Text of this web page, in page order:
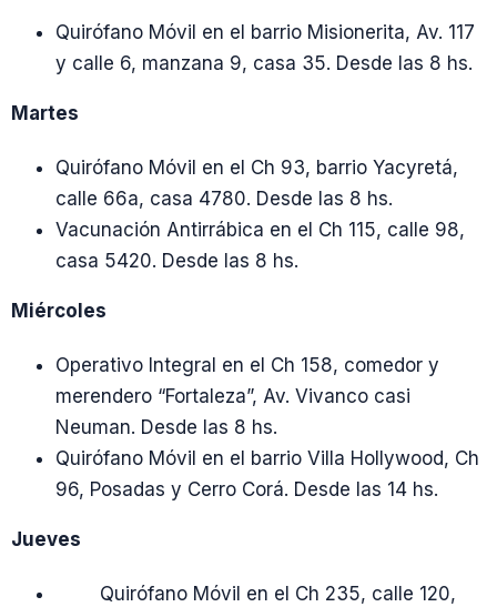
Quirófano Móvil en el barrio Misionerita, Av. 117
y calle 6, manzana 9, casa 35. Desde las 8 hs.
Martes
Quirófano Móvil en el Ch 93, barrio Yacyretá,
calle 66a, casa 4780. Desde las 8 hs.
Vacunación Antirrábica en el Ch 115, calle 98,
casa 5420. Desde las 8 hs.
Miércoles
Operativo Integral en el Ch 158, comedor y
merendero “Fortaleza”, Av. Vivanco casi
Neuman. Desde las 8 hs.
Quirófano Móvil en el barrio Villa Hollywood, Ch
96, Posadas y Cerro Corá. Desde las 14 hs.
Jueves
Quirófano Móvil en el Ch 235, calle 120,